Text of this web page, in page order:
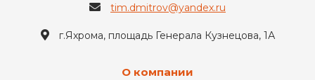
tim.dmitrov@yandex.ru
г.Яхрома, площадь Генерала Кузнецова, 1А
О компании